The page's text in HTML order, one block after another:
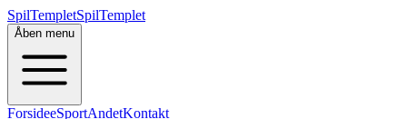
SpilTempletSpilTemplet
Åben menu
ForsideeSportAndetKontakt